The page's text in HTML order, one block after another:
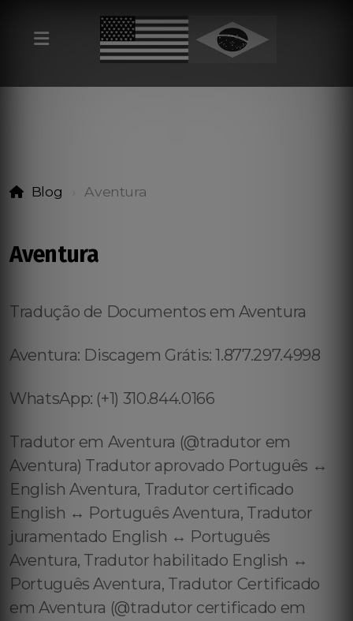
Blog Aventura
Aventura
Tradução de Documentos em Aventura
Aventura: Discagem Grátis: 1.877.297.4998
WhatsApp: (+1) 310.844.0166
Tradutor em Aventura (@tradutor em
Aventura) Tradutor aprovado Português ↔️
English Aventura, Tradutor certificado
English ↔️ Português Aventura, Tradutor
juramentado English ↔️ Português
Aventura, Tradutor habilitado English ↔️
Português Aventura, Tradutor Certificado
em Aventura (@tradutor certificado em